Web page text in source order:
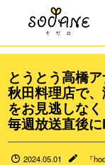
とうとう高橋
秋田料理店で
をお見逃しな
毎週放送直後
2024.05.01 『